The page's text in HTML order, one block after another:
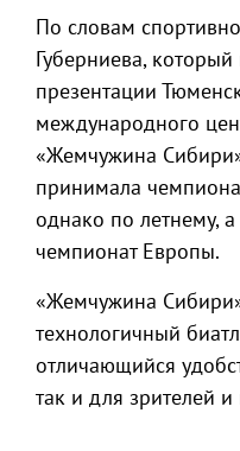
По словам
Губерниева,
презентации
международного
«Жемчужина
принимала
однако по летнему,
чемпионат Европы.
«Жемчужина
технологичный
отличающийся
так и для зрителей